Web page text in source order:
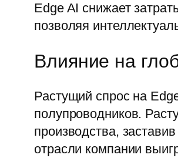
Edge AI снижает
позволяя
Влияние на
Растущий спрос на
полупроводников.
производства,
отрасли компании